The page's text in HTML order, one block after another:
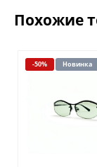
Похожие
-50% Новинка